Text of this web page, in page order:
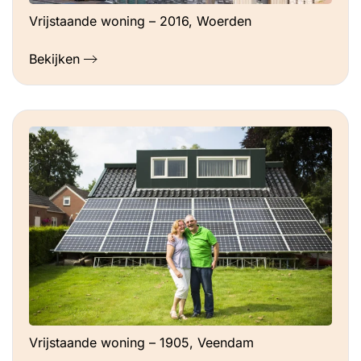
Vrijstaande woning – 2016, Woerden
Bekijken
Vrijstaande woning – 1905, Veendam